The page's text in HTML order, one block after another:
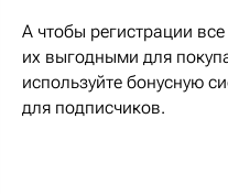
А чтобы регистрации
их выгодными для
используйте бонусную
для подписчиков.